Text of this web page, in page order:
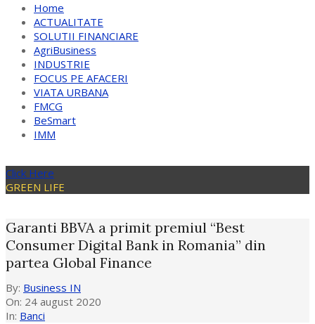
Home
ACTUALITATE
SOLUTII FINANCIARE
AgriBusiness
INDUSTRIE
FOCUS PE AFACERI
VIATA URBANA
FMCG
BeSmart
IMM
Click Here
GREEN LIFE
Garanti BBVA a primit premiul “Best
Consumer Digital Bank in Romania” din
partea Global Finance
By: Business IN
On: 24 august 2020
In: Banci